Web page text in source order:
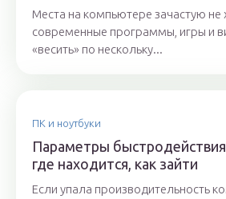
Места на компьютере зачастую не
современные программы, игры и
«весить» по нескольку...
ПК и ноутбуки
Параметры
где находится, как зайти
Если упала производительность